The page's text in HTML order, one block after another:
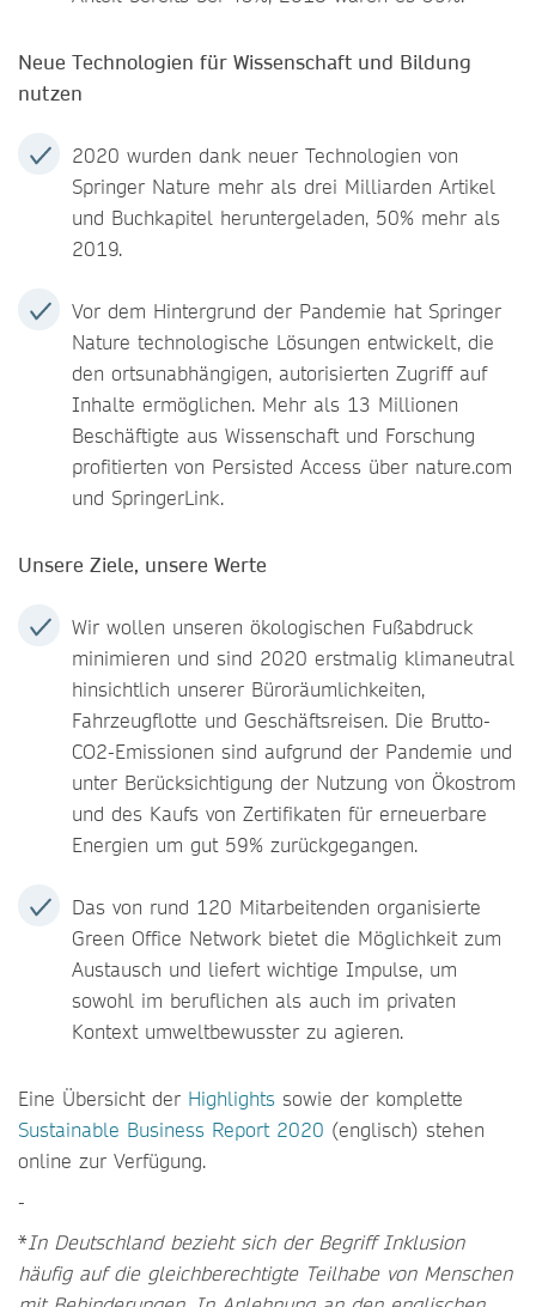
Neue Technologien für Wissenschaft und Bildung
nutzen
2020 wurden dank neuer Technologien von
Springer Nature mehr als drei Milliarden Artikel
und Buchkapitel heruntergeladen, 50% mehr als
2019.
Vor dem Hintergrund der Pandemie hat Springer
Nature technologische Lösungen entwickelt, die
den ortsunabhängigen, autorisierten Zugriff auf
Inhalte ermöglichen. Mehr als 13 Millionen
Beschäftigte aus Wissenschaft und Forschung
profitierten von Persisted Access über nature.com
und SpringerLink.
Unsere Ziele, unsere Werte
Wir wollen unseren ökologischen Fußabdruck
minimieren und sind 2020 erstmalig klimaneutral
hinsichtlich unserer Büroräumlichkeiten,
Fahrzeugflotte und Geschäftsreisen. Die Brutto-
CO2-Emissionen sind aufgrund der Pandemie und
unter Berücksichtigung der Nutzung von Ökostrom
und des Kaufs von Zertifikaten für erneuerbare
Energien um gut 59% zurückgegangen.
Das von rund 120 Mitarbeitenden organisierte
Green Office Network bietet die Möglichkeit zum
Austausch und liefert wichtige Impulse, um
sowohl im beruflichen als auch im privaten
Kontext umweltbewusster zu agieren.
Eine Übersicht der Highlights sowie der komplette
Sustainable Business Report 2020 (englisch) stehen
online zur Verfügung.
-
*In Deutschland bezieht sich der Begriff Inklusion
häufig auf die gleichberechtigte Teilhabe von Menschen